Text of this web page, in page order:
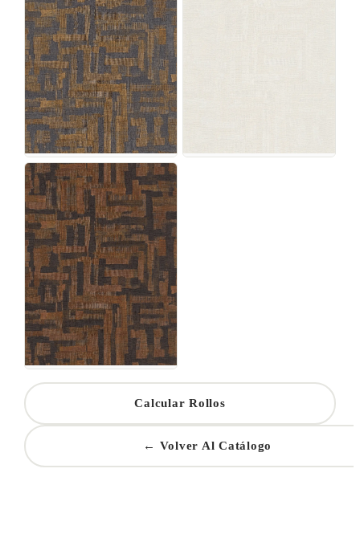
Calcular Rollos
← Volver Al Catálogo